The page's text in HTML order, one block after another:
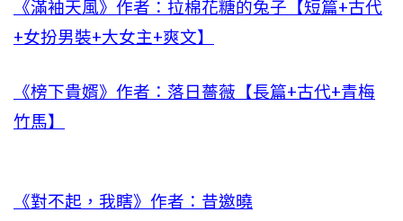
《滿袖天風》作者：拉棉花糖的兔子【短篇+古代
+女扮男裝+大女主+爽文】
《榜下貴婿》作者：落日薔薇【長篇+古代+青梅
竹馬】
《對不起，我瞎》作者：昔邀曉